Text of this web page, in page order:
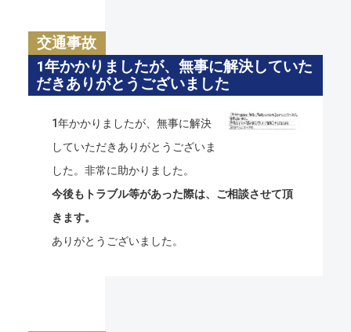
交通事故
1年かかりましたが、無事に解決していた
だきありがとうございました
1年かかりましたが、無事に解決
していただきありがとうございま
した。非常に助かりました。
今後もトラブル等があった際は、ご相談させて頂
きます。
ありがとうございました。